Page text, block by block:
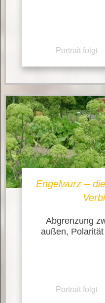
Portrait folgt
Engelwurz –
Abgrenzung
außen,
Portrait folgt